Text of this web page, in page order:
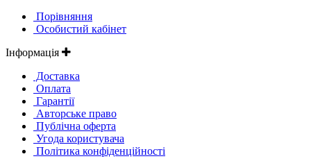
Порівняння
Особистий кабінет
Інформація
Доставка
Оплата
Гарантії
Авторське право
Публічна оферта
Угода користувача
Політика конфіденційності